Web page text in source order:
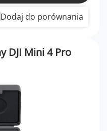
Dodaj do porównania
DJI Mini 4 Pro